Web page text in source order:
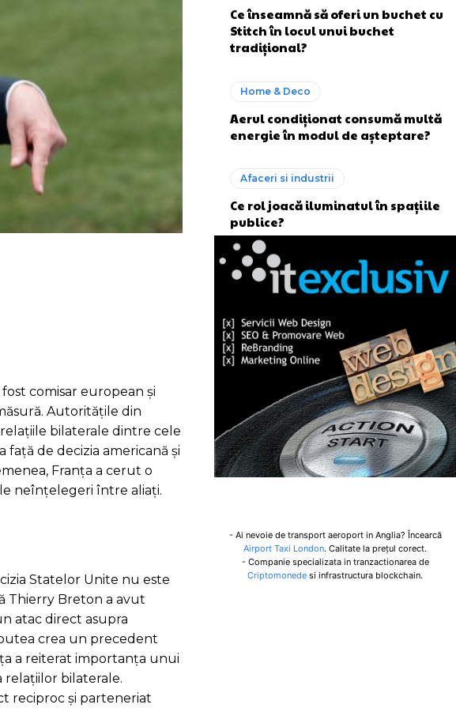
comisar european și
Autoritățile din
bilaterale dintre cele
de decizia americană și
Franța a cerut o
neînțelegeri între aliați.
Statelor Unite nu este
Thierry Breton a avut
atac direct asupra
crea un precedent
a reiterat importanța unui
relațiilor bilaterale.
reciproc și parteneriat
Ce înseamnă să oferi un buchet cu
Stitch în locul unui buchet
tradițional?
Home & Deco
Aerul condiționat consumă multă
energie în modul de așteptare?
Afaceri si industrii
Ce rol joacă iluminatul în spațiile
publice?
- Ai nevoie de transport aeroport in Anglia? Încearcă
Airport Taxi London. Calitate la prețul corect.
- Companie specializata in tranzactionarea de
Criptomonede si infrastructura blockchain.